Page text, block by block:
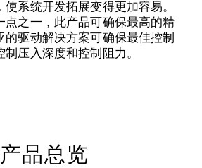
系统开发拓展变得更加容易。
点之一，此产品可确保最高的精
的驱动解决方案可确保最佳控制
压入深度和控制阻力。
产品总览